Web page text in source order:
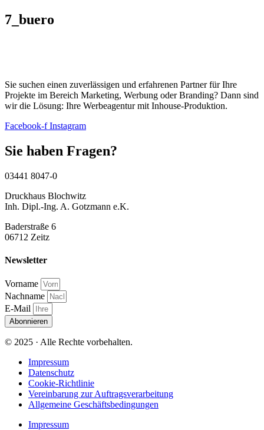
7_buero
Sie suchen einen zuverlässigen und erfahrenen Partner für Ihre
Projekte im Bereich Marketing, Werbung oder Branding? Dann sind
wir die Lösung: Ihre Werbeagentur mit Inhouse-Produktion.
Facebook-f Instagram
Sie haben Fragen?
03441 8047-0
Druckhaus Blochwitz
Inh. Dipl.-Ing. A. Gotzmann e.K.
Baderstraße 6
06712 Zeitz
Newsletter
Vorname
Nachname
E-Mail
Abonnieren
© 2025 · Alle Rechte vorbehalten.
Impressum
Datenschutz
Cookie-Richtlinie
Vereinbarung zur Auftragsverarbeitung
Allgemeine Geschäftsbedingungen
Impressum